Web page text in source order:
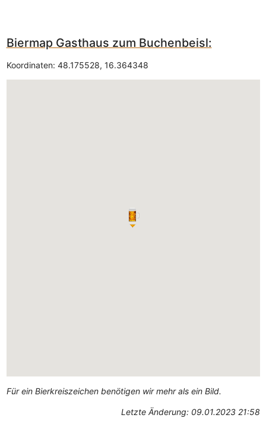
Biermap Gasthaus zum Buchenbeisl:
Koordinaten: 48.175528, 16.364348
Für ein Bierkreiszeichen benötigen wir mehr als ein Bild.
Letzte Änderung: 09.01.2023 21:58